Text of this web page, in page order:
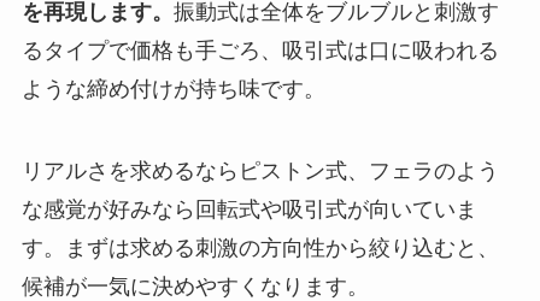
を再現します。 振動式は全体をブルブルと刺激す
るタイプで価格も手ごろ、吸引式は口に吸われる
ような締め付けが持ち味です。
リアルさを求めるならピストン式、フェラのよう
な感覚が好みなら回転式や吸引式が向いていま
す。まずは求める刺激の方向性から絞り込むと、
候補が一気に決めやすくなります。